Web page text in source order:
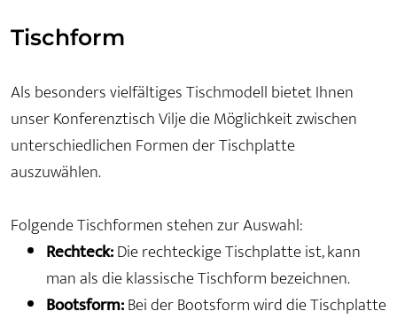
Tischform
Als besonders vielfältiges Tischmodell bietet Ihnen
unser Konferenztisch Vilje die Möglichkeit zwischen
unterschiedlichen Formen der Tischplatte
auszuwählen.
Folgende Tischformen stehen zur Auswahl:
Rechteck:Die rechteckige Tischplatte ist, kann
man als die klassische Tischform bezeichnen.
Bootsform:Bei der Bootsform wird die Tischplatte